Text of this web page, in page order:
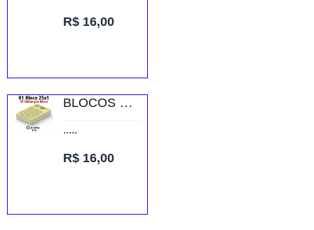
R$ 16,00
BLOCOS E TALÕES 25 FOLHAS AP 75G 25X1 150X105MM
.....
R$ 16,00